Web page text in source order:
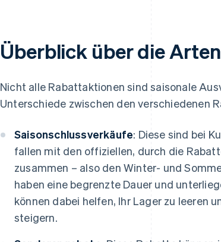
Überblick über die
Nicht alle Rabattaktionen sind saisonale
Unterschiede zwischen den verschiedenen
Saisonschlussverkäufe: Diese sind bei
fallen mit den offiziellen, durch die
zusammen – also den Winter- und
haben eine begrenzte Dauer und
können dabei helfen, Ihr Lager zu leeren
steigern.